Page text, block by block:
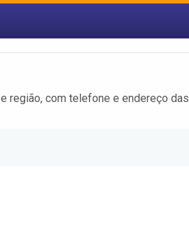
e região, com telefone e endereço das